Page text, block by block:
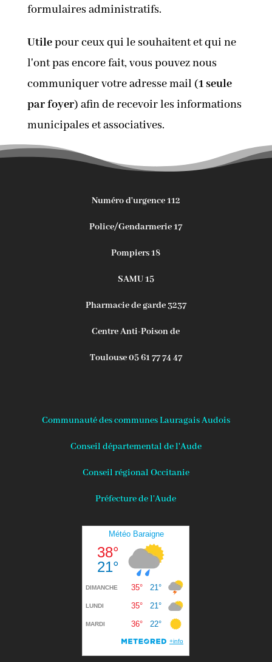
formulaires administratifs.
Utilepour ceux qui le souhaitent et qui ne
l'ont pas encore fait, vous pouvez nous
communiquer votre adresse mail (1 seule
par foyer) afin de recevoir les informations
municipales et associatives.
Numéro d'urgence 112
Police/Gendarmerie 17
Pompiers 18
SAMU 15
Pharmacie de garde 3237
Centre Anti-Poison de
Toulouse 05 61 77 74 47
Communauté des communes Lauragais Audois
Conseil départemental de l'Aude
Conseil régional Occitanie
Préfecture de l'Aude